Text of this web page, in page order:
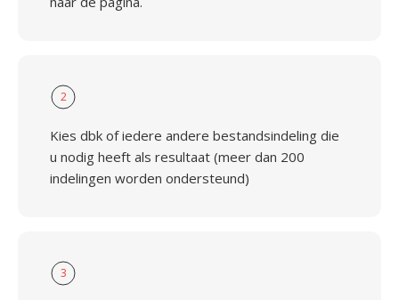
2
Kies dbk of iedere andere bestandsindeling die
u nodig heeft als resultaat (meer dan 200
indelingen worden ondersteund)
3